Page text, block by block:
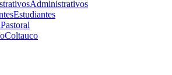
Administrativos
Estudiantes
Pastoral
Coltauco